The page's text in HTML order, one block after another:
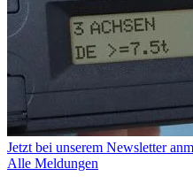
Jetzt bei unserem Newsletter
Alle Meldungen